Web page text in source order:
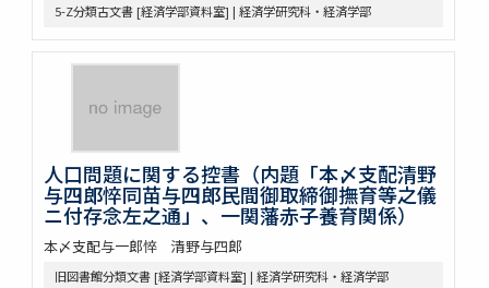
5-Z分類古文書 [経済学部資料室] | 経済学研究科・経済学部
人口問題に関する控書（内題「本〆支配清野
与四郎悴同苗与四郎民間御取締御撫育等之儀
ニ付存念左之通」、一関藩赤子養育関係）
本〆支配与一郎悴 清野与四郎
旧図書館分類文書 [経済学部資料室] | 経済学研究科・経済学部